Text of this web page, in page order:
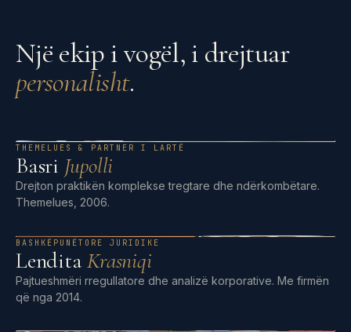
Një ekip i vogël, i drejtuar
personalisht.
THEMELUES & PARTNER I LARTË
Basri Jupolli
Drejton praktikën komplekse tregtare dhe ndërkombëtare.
Themelues, 2006.
BASHKËPUNËTORE JURIDIKE
LenditaKrasniqi
Pajtueshmëri rregullatore dhe analizë korporative. Me firmën
që nga 2014.